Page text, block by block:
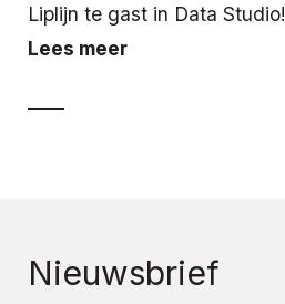
Liplijn te gast in Data Studio!
Lees meer
Nieuwsbrief